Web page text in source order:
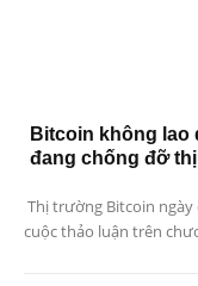
Bitcoin không lao
đang chống đỡ
Thị trường Bitcoin
cuộc thảo luận trên